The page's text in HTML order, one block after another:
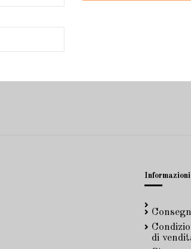
Informazioni
di